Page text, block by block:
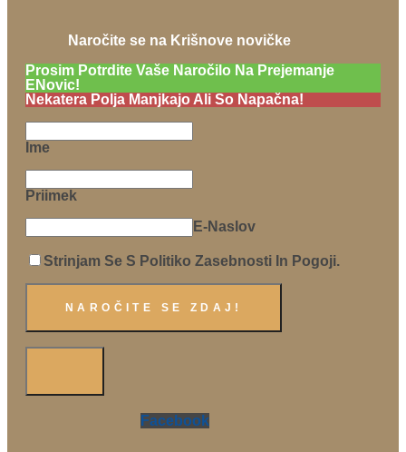
Naročite se na Krišnove novičke
Prosim Potrdite Vaše Naročilo Na Prejemanje
ENovic!
Nekatera Polja Manjkajo Ali So Napačna!
Ime
Priimek
E-Naslov
Strinjam Se S Politiko Zasebnosti In Pogoji.
Facebook